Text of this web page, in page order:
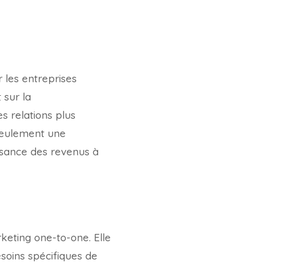
les entreprises
sur la
relations plus
une
des revenus à
one-to-one. Elle
spécifiques de